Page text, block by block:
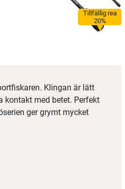
Tillfällig rea
20%
Klingan är lätt
kontakt med betet. Perfekt
ger grymt mycket